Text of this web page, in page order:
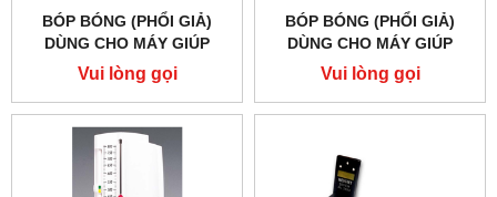
BÓP BÓNG (PHỔI GIẢ)
DÙNG CHO MÁY GIÚP
THỞ, DUNG TÍCH 2L
ACARE RAB-802
Vui lòng gọi
BÓP BÓNG (PHỔI GIẢ)
DÙNG CHO MÁY GIÚP
THỞ, DUNG TÍCH 3L
ACARE RAB-803
Vui lòng gọi